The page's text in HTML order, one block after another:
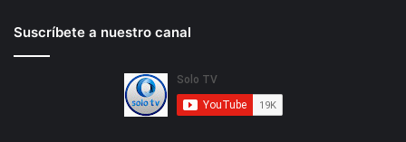
Suscríbete a nuestro canal